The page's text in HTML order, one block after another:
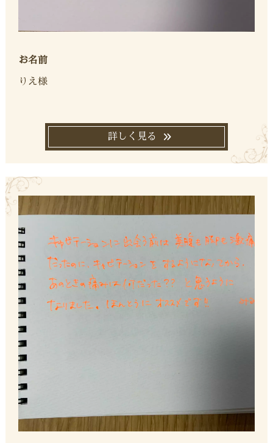
お名前
りえ様
詳しく見る